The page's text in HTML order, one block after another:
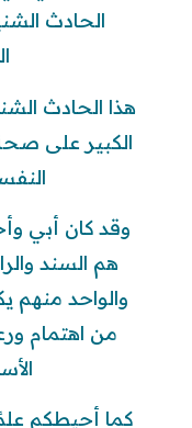
الحادث
هذا الحادث
الكبير على
وقد كان أبي
هم السند
والواحد منهم
من اهتمام
كما أحيطكم